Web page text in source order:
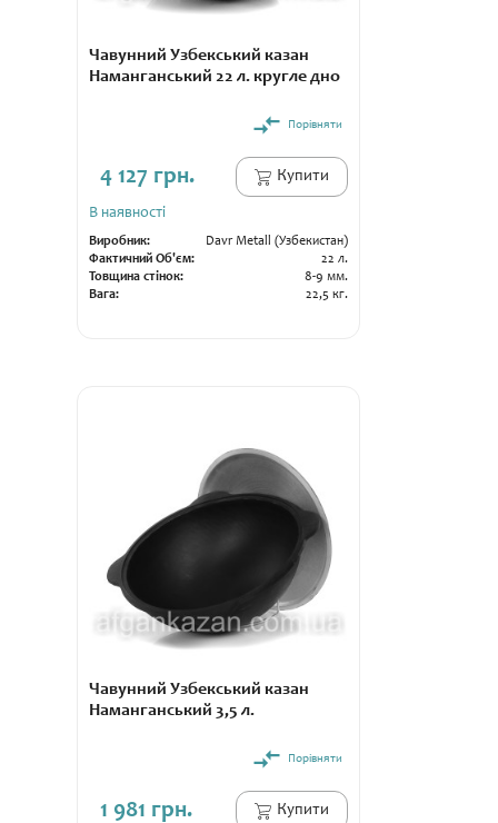
Чавунний Узбекський казан
Наманганський 22 л. кругле дно
Порівняти
4 127 грн. Купити
В наявності
Виробник:
Davr Metall (Узбекистан)
Фактичний Об'єм:
22 л.
Товщина стінок:
8-9 мм.
Вага:
22,5 кг.
Чавунний Узбекський казан
Наманганський 3,5 л.
Порівняти
1 981 грн. Купити